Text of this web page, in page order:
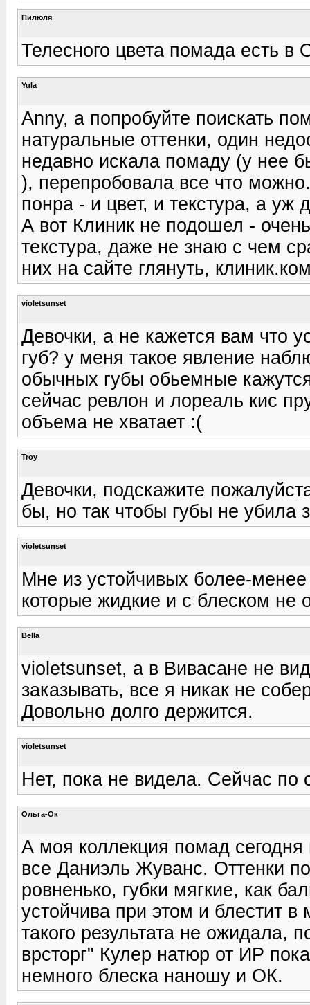
Пилюля
Телесного цвета помада есть
Yula
Anny, а попробуйте поискать
натуральные оттенки, один
недавно искала помаду (у нее
), перепробовала все что
понра - и цвет, и текстура, а уж
А вот Клиник не подошел -
текстура, даже не знаю с чем
них на сайте глянуть,
violetsunset
Девочки, а не кажется вам что
губ? у меня такое явление
обычных губы обьемные
сейчас ревлон и лореаль кис
объема не хватает :(
Troy
Девочки, подскажите
бы, но так чтобы губы не убила
violetsunset
Мне из устойчивых более-
которые жидкие и с блеском не
Bella
violetsunset, а в Вивасане не
заказывать, все я никак не
Довольно долго держится.
violetsunset
Нет, пока не видела. Сейчас по
Ольга-Ок
А моя коллекция помад
все Даниэль Жуванс. Оттенки
ровненько, губки мягкие, как
устойчива при этом и блестит
такого результата не ожидала,
врсторг" Кулер натюр от ИР
немного блеска наношу и ОК.